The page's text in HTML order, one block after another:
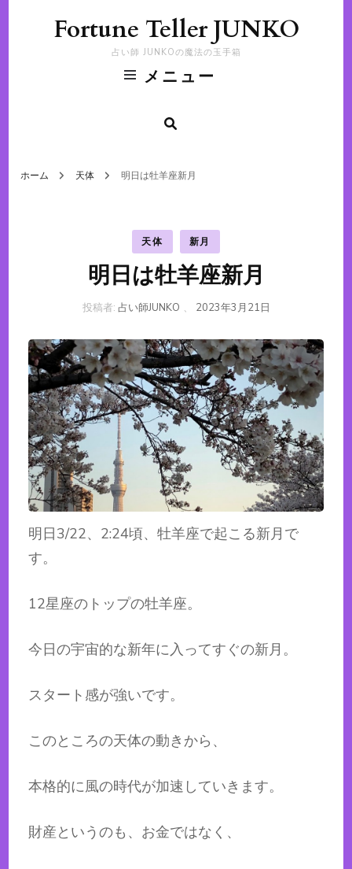
Fortune Teller JUNKO
占い師 JUNKOの魔法の玉手箱
メニュー
ホーム 天体 明日は牡羊座新月
天体 新月
明日は牡羊座新月
投稿者: 占い師JUNKO 、 2023年3月21日
明日3/22、2:24頃、牡羊座で起こる新月で
す。
12星座のトップの牡羊座。
今日の宇宙的な新年に入ってすぐの新月。
スタート感が強いです。
このところの天体の動きから、
本格的に風の時代が加速していきます。
財産というのも、お金ではなく、